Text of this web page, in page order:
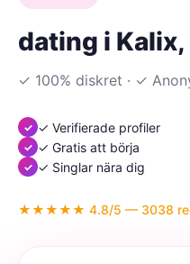
dating i
✓ 100% diskret · ✓
✓ Verifierade profiler
✓ Gratis att börja
✓ Singlar nära dig
★★★★★ 4.8/5 — 3038